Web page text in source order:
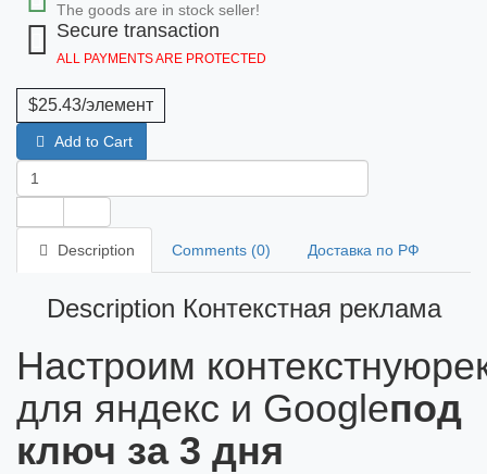
The goods are in stock seller!
Secure transaction
ALL PAYMENTS ARE PROTECTED
$25.43/элемент
Add to Cart
Description Comments (0) Доставка по РФ
Description Контекстная реклама
Настроим
для яндекс и Googleпод
ключ за 3 дня